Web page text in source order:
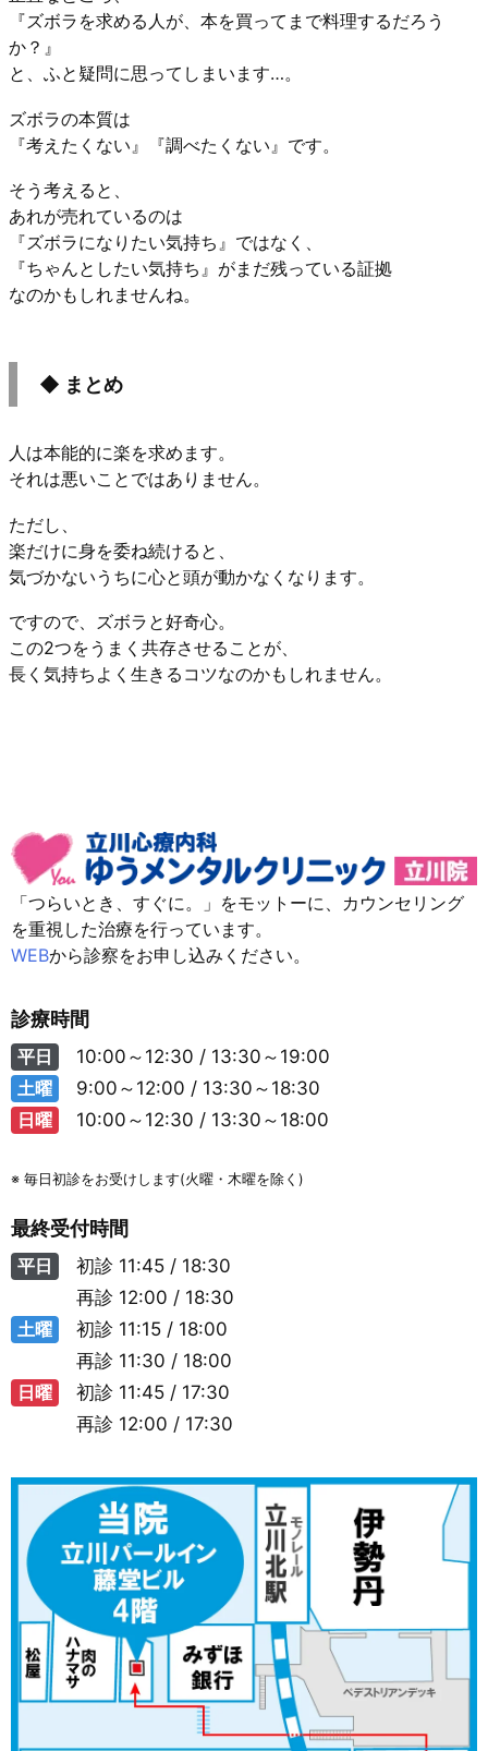
『ズボラを求める人が、本を買ってまで料理するだろう
か？』
と、ふと疑問に思ってしまいます…。
ズボラの本質は
『考えたくない』『調べたくない』です。
そう考えると、
あれが売れているのは
『ズボラになりたい気持ち』ではなく、
『ちゃんとしたい気持ち』がまだ残っている証拠
なのかもしれませんね。
◆ まとめ
人は本能的に楽を求めます。
それは悪いことではありません。
ただし、
楽だけに身を委ね続けると、
気づかないうちに心と頭が動かなくなります。
ですので、ズボラと好奇心。
この2つをうまく共存させることが、
長く気持ちよく生きるコツなのかもしれません。
「つらいとき、すぐに。」をモットーに、カウンセリング
を重視した治療を行っています。
WEBから診察をお申し込みください。
診療時間
平日
10:00～12:30 / 13:30～19:00
土曜
9:00～12:00 / 13:30～18:30
日曜
10:00～12:30 / 13:30～18:00
※ 毎日初診をお受けします(火曜・木曜を除く)
最終受付時間
平日 初診 11:45 / 18:30
再診 12:00 / 18:30
土曜
初診 11:15 / 18:00
再診 11:30 / 18:00
日曜
初診 11:45 / 17:30
再診 12:00 / 17:30